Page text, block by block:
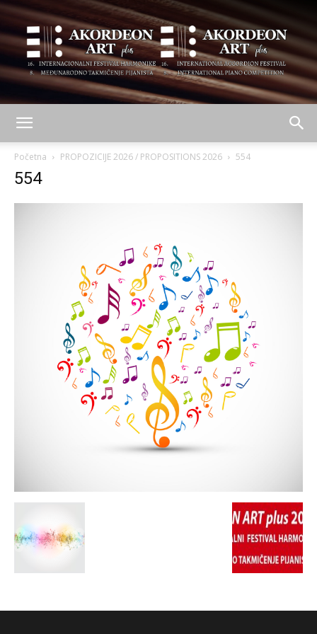
plus
Početna PROPOZICIJE 2026 / PROPOSITIONS 2026 554
554